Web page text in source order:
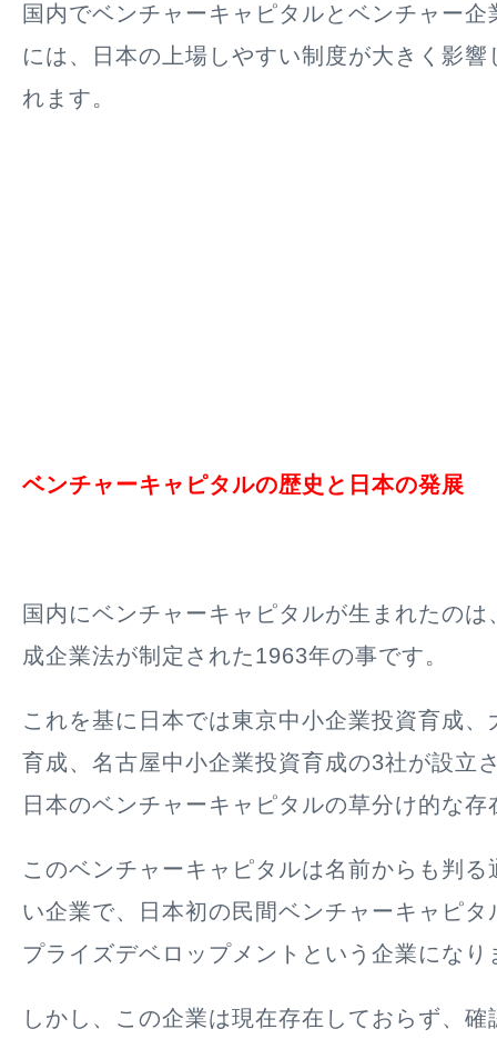
国内でベンチャーキャピタルとベンチャー
には、日本の上場しやすい制度が大きく影
れます。
ベンチャーキャピタルの歴史と日本の発展
国内にベンチャーキャピタルが生まれたの
成企業法が制定された1963年の事です。
これを基に日本では東京中小企業投資育成、
育成、名古屋中小企業投資育成の3社が設立
日本のベンチャーキャピタルの草分け的な存
このベンチャーキャピタルは名前からも判
い企業で、日本初の民間ベンチャーキャピタ
プライズデベロップメントという企業になり
しかし、この企業は現在存在しておらず、